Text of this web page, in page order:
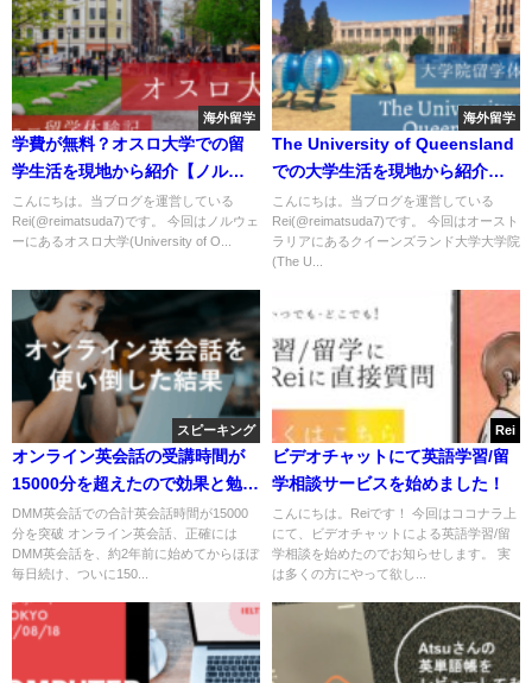
海外留学
学費が無料？オスロ大学での留
学生活を現地から紹介【ノルウ
ェー留学】
こんにちは。当ブログを運営している
Rei(@reimatsuda7)です。 今回はノルウェ
ーにあるオスロ大学(University of O...
海外留学
The University of Queensland
での大学生活を現地から紹介
【TESOL留学】
こんにちは。当ブログを運営している
Rei(@reimatsuda7)です。 今回はオースト
ラリアにあるクイーンズランド大学大学院
(The U...
スピーキング
オンライン英会話の受講時間が
15000分を超えたので効果と勉強
方法をまとめてみた
DMM英会話での合計英会話時間が15000
分を突破 オンライン英会話、正確には
DMM英会話を、約2年前に始めてからほぼ
毎日続け、ついに150...
Rei
ビデオチャットにて英語学習/留
学相談サービスを始めました！
こんにちは。Reiです！ 今回はココナラ上
にて、ビデオチャットによる英語学習/留
学相談を始めたのでお知らせします。 実
は多くの方にやって欲し...